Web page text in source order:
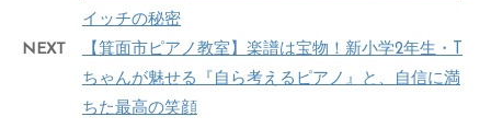
イッチの秘密
NEXT
【箕面市ピアノ教室】楽譜は宝物！新小学2年生・T
ちゃんが魅せる『自ら考えるピアノ』と、自信に満
ちた最高の笑顔